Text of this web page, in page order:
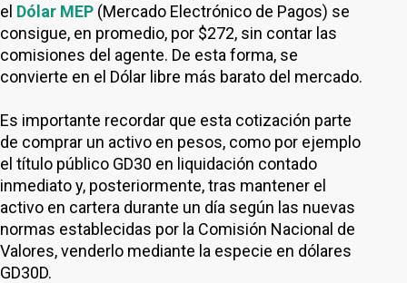
el Dólar MEP (Mercado Electrónico de Pagos) se
consigue, en promedio, por $272, sin contar las
comisiones del agente. De esta forma, se
convierte en el Dólar libre más barato del mercado.
Es importante recordar que esta cotización parte
de comprar un activo en pesos, como por ejemplo
el título público GD30 en liquidación contado
inmediato y, posteriormente, tras mantener el
activo en cartera durante un día según las nuevas
normas establecidas por la Comisión Nacional de
Valores, venderlo mediante la especie en dólares
GD30D.